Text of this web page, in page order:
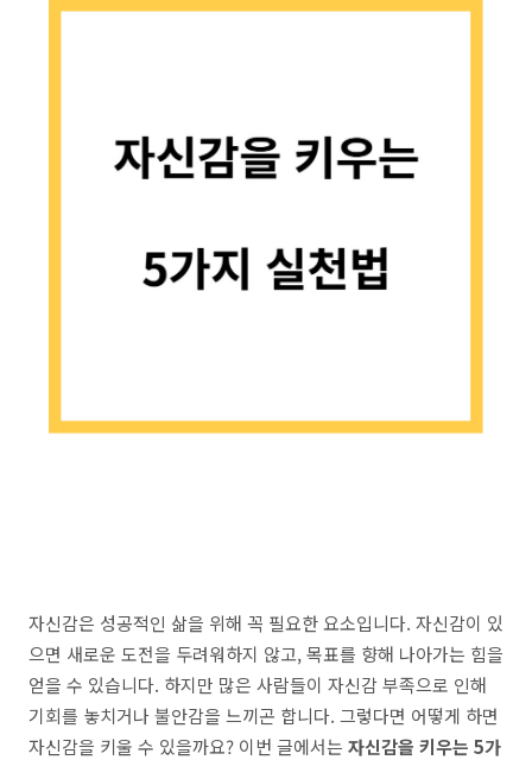
자신감은 성공적인 삶을 위해 꼭 필요한 요소입니다. 자신감이 있
으면 새로운 도전을 두려워하지 않고, 목표를 향해 나아가는 힘을
얻을 수 있습니다. 하지만 많은 사람들이 자신감 부족으로 인해
기회를 놓치거나 불안감을 느끼곤 합니다. 그렇다면 어떻게 하면
자신감을 키울 수 있을까요? 이번 글에서는 자신감을 키우는 5가